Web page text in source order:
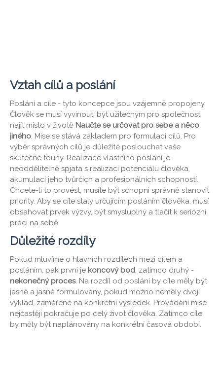
Vztah cílů a poslání
Poslání a cíle - tyto koncepce jsou vzájemně propojeny.
Člověk se musí vyvinout, být užitečným pro společnost,
najít místo v životě Naučte se určovat pro sebe a něco
jiného. Mise se stává základem pro formulaci cílů. Pro
výběr správných cílů je důležité poslouchat vaše
skutečné touhy. Realizace vlastního poslání je
neoddělitelně spjata s realizací potenciálu člověka,
akumulací jeho tvůrčích a profesionálních schopností.
Chcete-li to provést, musíte být schopni správně stanovit
priority. Aby se cíle staly určujícím posláním člověka, musí
obsahovat prvek výzvy, být smysluplný a tlačit k seriózní
práci na sobě.
Důležité rozdíly
Pokud mluvíme o hlavních rozdílech mezi cílem a
posláním, pak první je koncový bod, zatímco druhý -
nekonečný proces. Na rozdíl od poslání by cíle měly být
jasně a jasně formulovány, pokud možno neměly dvojí
výklad, zaměřené na konkrétní výsledek. Provádění mise
nejčastěji pokračuje po celý život člověka. Zatímco cíle
by měly být naplánovány na konkrétní časová období.